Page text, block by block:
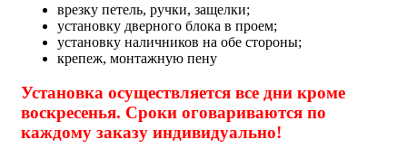
врезку петель, ручки, защелки;
установку дверного блока в проем;
установку наличников на обе стороны;
крепеж, монтажную пену
Установка осуществляется все дни кроме
воскресенья. Сроки оговариваются по
каждому заказу индивидуально!